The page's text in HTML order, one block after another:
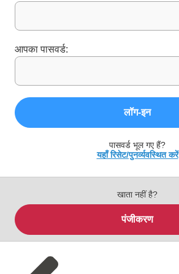
आपका पासवर्ड:
लॉग‑इन
पासवर्ड भूल गए हैं?
यहाँ रिसेट/पुनर्व्यवस्थित करें
खाता नहीं है?
पंजीकरण